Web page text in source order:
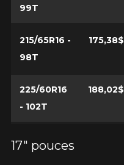
99T
215/65R16 -
98T
175,38$
225/60R16
- 102T
188,02$
17" pouces